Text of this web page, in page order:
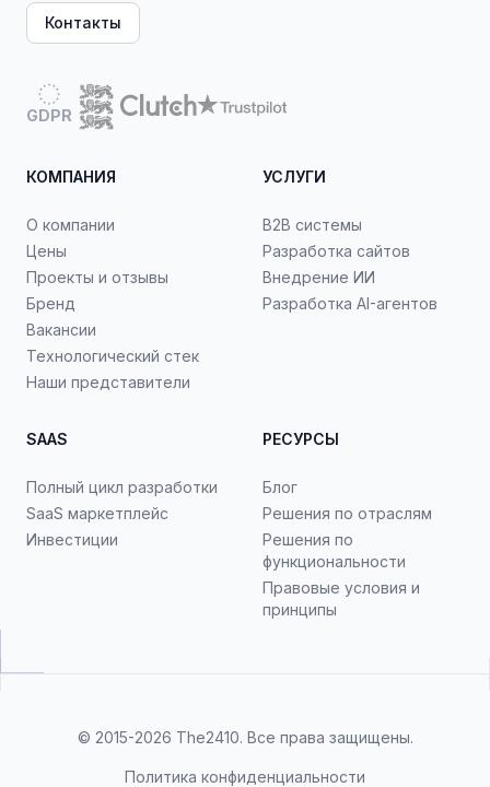
Контакты
GDPR
КОМПАНИЯ
О компании
Цены
Проекты и отзывы
Бренд
Вакансии
Технологический стек
Наши представители
УСЛУГИ
B2B системы
Разработка сайтов
Внедрение ИИ
Разработка AI-агентов
SAAS
Полный цикл разработки
SaaS маркетплейс
Инвестиции
РЕСУРСЫ
Блог
Решения по отраслям
Решения по
функциональности
Правовые условия и
принципы
© 2015-2026 The2410. Все права защищены.
Политика конфиденциальности